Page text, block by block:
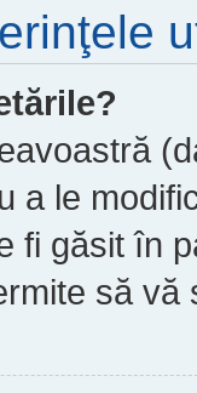
a le
fi găsit în
să vă